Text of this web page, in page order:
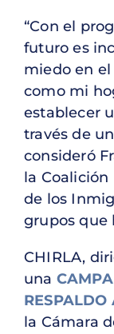
“Con el
futuro es
miedo en
como mi
establecer
través de
consideró
la Coalición
de los
grupos que
CHIRLA,
una
RESPALDO
la Cámara